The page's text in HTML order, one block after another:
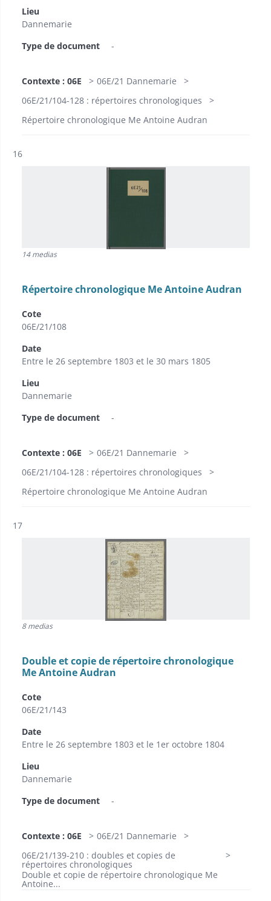
Lieu
Dannemarie
Type de document
-
Contexte : 06E
06E/21 Dannemarie
06E/21/104-128 : répertoires chronologiques
Répertoire chronologique Me Antoine Audran
Résultat n°
16
14 medias
Répertoire chronologique Me Antoine Audran
Cote
06E/21/108
Date
Entre le 26 septembre 1803 et le 30 mars 1805
Lieu
Dannemarie
Type de document
-
Contexte : 06E
06E/21 Dannemarie
06E/21/104-128 : répertoires chronologiques
Répertoire chronologique Me Antoine Audran
Résultat n°
17
8 medias
Double et copie de répertoire chronologique
Me Antoine Audran
Cote
06E/21/143
Date
Entre le 26 septembre 1803 et le 1er octobre 1804
Lieu
Dannemarie
Type de document
-
Contexte : 06E
06E/21 Dannemarie
06E/21/139-210 : doubles et copies de
répertoires chronologiques
Double et copie de répertoire chronologique Me
Antoine...